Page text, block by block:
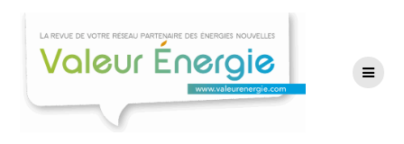
contenu